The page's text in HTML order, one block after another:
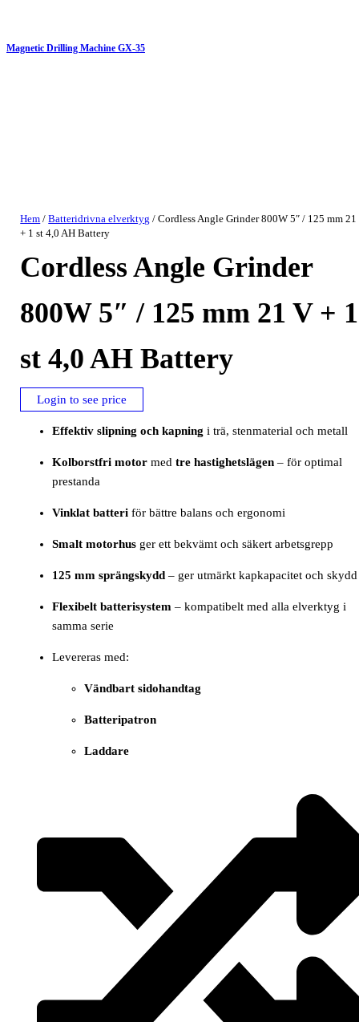
Magnetic Drilling Machine GX-35
Hem /Batteridrivna elverktyg / Cordless Angle Grinder 800W 5″ / 125 mm
+ 1 st 4,0 AH Battery
Cordless Angle Grinder
800W 5″ / 125 mm 21 V + 1
st 4,0 AH Battery
Login to see price
Effektiv slipning och kapning i trä, stenmaterial och metall
Kolborstfri motor medtre hastighetslägen – för optimal
prestanda
Vinklat batteri för bättre balans och ergonomi
Smalt motorhus ger ett bekvämt och säkert arbetsgrepp
125 mm sprängskydd – ger utmärkt kapkapacitet och skydd
Flexibelt batterisystem – kompatibelt med alla elverktyg i
samma serie
Levereras med:
Vändbart sidohandtag
Batteripatron
Laddare